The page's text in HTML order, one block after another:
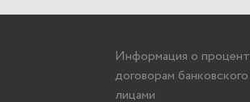
Информация о
договорам
лицами